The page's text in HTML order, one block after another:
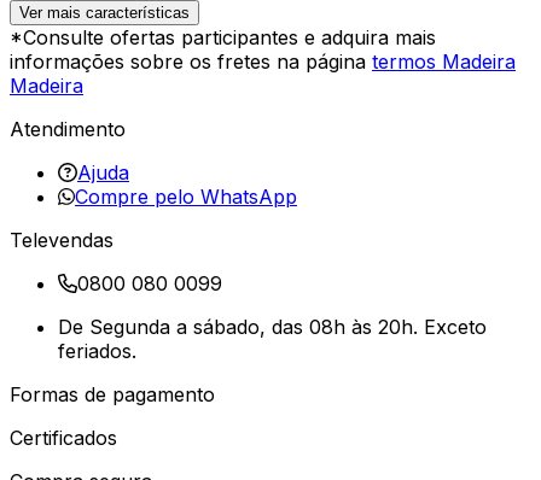
Ver mais características
*Consulte ofertas participantes e adquira mais
informações sobre os fretes na página termos Madeira
Madeira
Atendimento
Ajuda
Compre pelo WhatsApp
Televendas
0800 080 0099
De Segunda a sábado, das 08h às 20h. Exceto
feriados.
Formas de pagamento
Certificados